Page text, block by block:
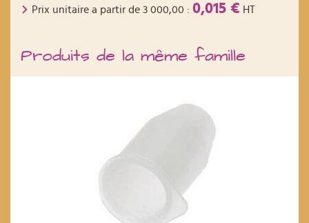
Prix unitaire a partir de 3 000,00 : 0,015 € HT
Produits de la même famille